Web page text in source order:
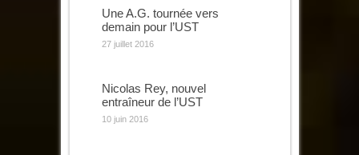
Une A.G. tournée vers
demain pour l’UST
27 juillet 2016
Nicolas Rey, nouvel
entraîneur de l’UST
10 juin 2016